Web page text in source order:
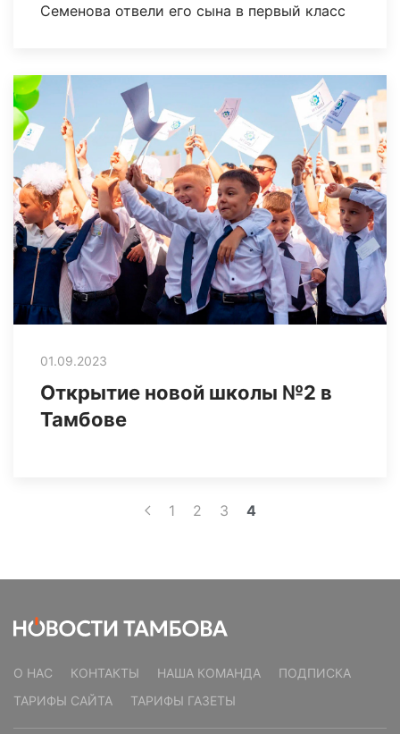
Семенова отвели его сына в первый класс
01.09.2023
Открытие новой школы №2 в
Тамбове
1 2 3 4
О НАС КОНТАКТЫ НАША КОМАНДА
ПОДПИСКА
ТАРИФЫ САЙТА
ТАРИФЫ ГАЗЕТЫ